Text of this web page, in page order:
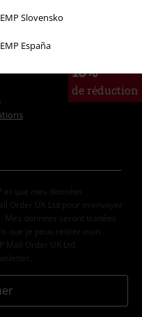
EMP Slovensko
EMP España
& Tops
15%
de réduction
et que mes données
Order UK Ltd pour m’envoyer
données seront traitées
que je peux retirer mon
Mail Order UK Ltd.